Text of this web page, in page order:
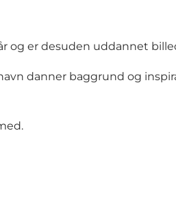
og er desuden uddannet
danner baggrund og